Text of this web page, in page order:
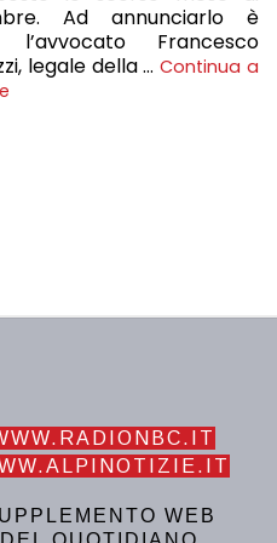
Ad annunciarlo è
l’avvocato Francesco
legale della …Continua a
WEB